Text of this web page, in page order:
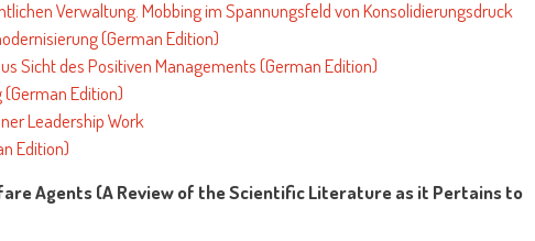
Verwaltung. Mobbing im Spannungsfeld von Konsolidierungsdruck
(German Edition)
Sicht des Positiven Managements (German Edition)
Edition)
Leadership Work
Edition)
Agents (A Review of the Scientific Literature as it Pertains to